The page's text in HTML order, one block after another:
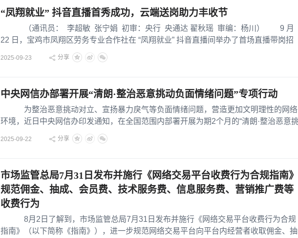
“凤翔就业” 抖音直播首秀成功，云端送岗助力丰收节
（通讯员： 李超敏 张宁娟 初审：央行 央通达 翟秋瑶 审编：杨川） 9 月
22 日，宝鸡市凤翔区劳务专业合作社在 “凤翔就业” 抖音直播间举办了首场直播带岗招
2025-09-23 分享
中央网信办部署开展“清朗·整治恶意挑动负面情绪问题”专项行动
为整治恶意挑动对立、宣扬暴力戾气等负面情绪问题，营造更加文明理性的网络
环境，近日中央网信办印发通知，在全国范围内部署开展为期2个月的“清朗·整治恶意
2025-09-22 分享
市场监管总局7月31日发布并施行《网络交易平台收费行为合规指南》
规范佣金、抽成、会员费、技术服务费、信息服务费、营销推广费等
收费行为
8月2日了解到，市场监管总局7月31日发布并施行《网络交易平台收费行为合规
指南》（以下简称《指南》），进一步规范网络交易平台向平台内经营者收取佣金、抽